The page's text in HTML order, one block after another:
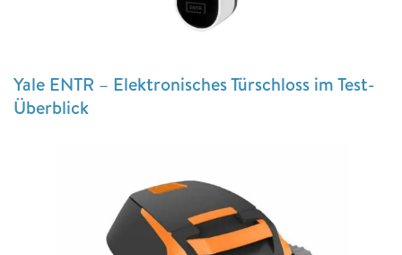
Yale ENTR – Elektronisches Türschloss im Test-
Überblick